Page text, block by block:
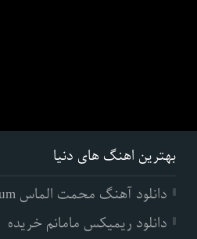
بهترین اهنگ های دنیا
دانلود آهنگ محمت الماس gidene yakıyorum
دانلود ریمیکس مامانم خریده